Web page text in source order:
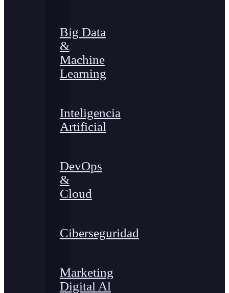
Big Data
&
Machine
Learning
Inteligencia
Artificial
DevOps
&
Cloud
Ciberseguridad
Marketing
Digital Al